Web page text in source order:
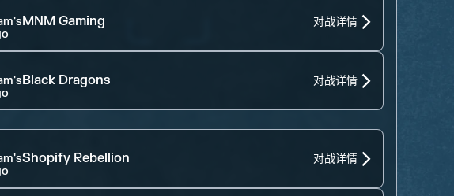
MNM Gaming 对战详情
Black Dragons 对战详情
Shopify Rebellion 对战详情